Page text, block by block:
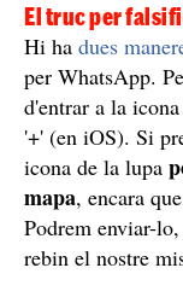
El truc per
Hi ha dues
per WhatsApp.
d'entrar a la
'+' (en iOS). Si
icona de la lupa
mapa, encara
Podrem enviar-
rebin el nostre